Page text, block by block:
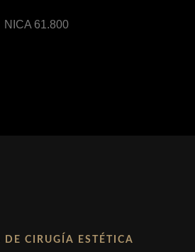
NICA 61.800
DE CIRUGÍA ESTÉTICA